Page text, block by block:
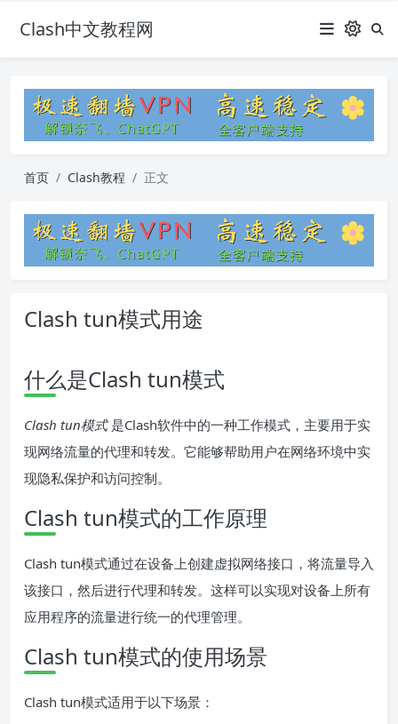
Clash中文教程网
首页 Clash教程 正文
Clash tun模式用途
什么是Clash tun模式
Clash tun模式是Clash软件中的一种工作模式，主要用于实
现网络流量的代理和转发。它能够帮助用户在网络环境中实
现隐私保护和访问控制。
Clash tun模式的工作原理
Clash tun模式通过在设备上创建虚拟网络接口，将流量导入
该接口，然后进行代理和转发。这样可以实现对设备上所有
应用程序的流量进行统一的代理管理。
Clash tun模式的使用场景
Clash tun模式适用于以下场景：